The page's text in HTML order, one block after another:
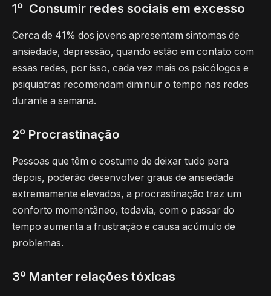
1º Consumir redes sociais em excesso
Cerca de 41% dos jovens apresentam sintomas de
ansiedade, depressão, quando estão em contato com
essas redes, por isso, cada vez mais os psicólogos e
psiquiatras recomendam diminuir o tempo nas redes
durante a semana.
2º Procrastinação
Pessoas que têm o costume de deixar tudo para
depois, poderão desenvolver graus de ansiedade
extremamente elevados, a procrastinação traz um
conforto momentâneo, todavia, com o passar do
tempo aumenta a frustração e causa acúmulo de
problemas.
3º Manter relações tóxicas